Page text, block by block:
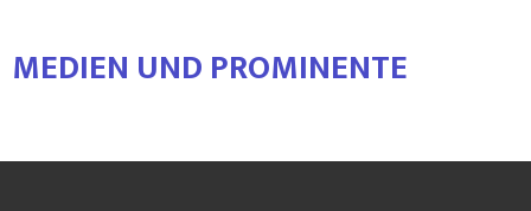
MEDIEN UND PROMINENTE